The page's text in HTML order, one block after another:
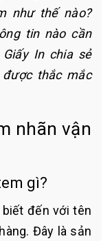
như thế nào?
tin nào cần
In chia sẻ
thắc mắc
nhãn vận
gì?
biết đến với tên
Đây là sản